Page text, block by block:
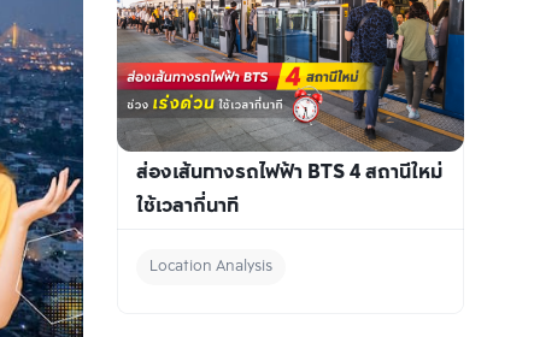
ส่องเส้นทางรถไฟฟ้า BTS 4 สถานีใหม่
ใช้เวลากี่นาที
Location Analysis